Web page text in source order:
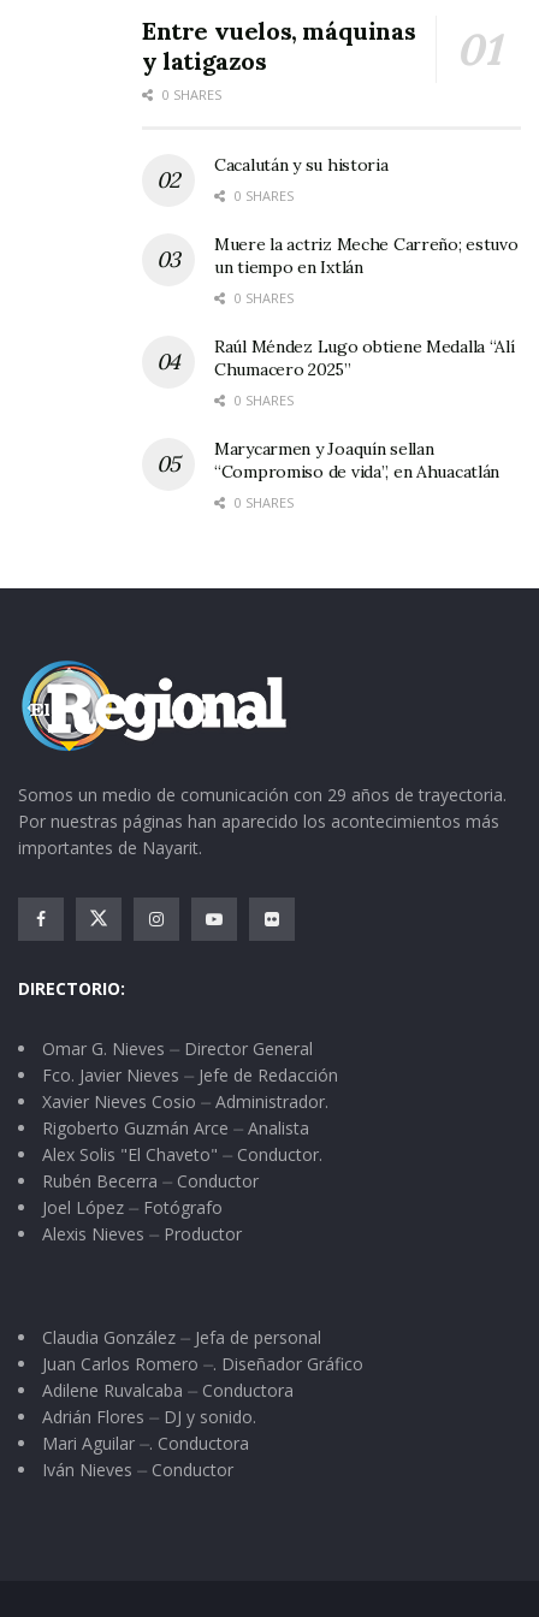
la Cultura por la calle Silvestre Moya.
Entre vuelos, máquinas
y latigazos
0 SHARES
Cacalután y su historia
0 SHARES
Muere la actriz Meche Carreño; estuvo
un tiempo en Ixtlán
0 SHARES
Raúl Méndez Lugo obtiene Medalla “Alí
Chumacero 2025”
0 SHARES
Marycarmen y Joaquín sellan
“Compromiso de vida”, en Ahuacatlán
0 SHARES
Somos un medio de comunicación con 29 años de trayectoria.
Por nuestras páginas han aparecido los acontecimientos más
importantes de Nayarit.
DIRECTORIO:
Omar G. Nieves ⏤ Director General
Fco. Javier Nieves ⏤ Jefe de Redacción
Xavier Nieves Cosio ⏤ Administrador.
Rigoberto Guzmán Arce ⏤ Analista
Alex Solis "El Chaveto" ⏤ Conductor.
Rubén Becerra ⏤ Conductor
Joel López ⏤ Fotógrafo
Alexis Nieves ⏤ Productor
Claudia González ⏤ Jefa de personal
Juan Carlos Romero ⏤. Diseñador Gráfico
Adilene Ruvalcaba ⏤ Conductora
Adrián Flores ⏤ DJ y sonido.
Mari Aguilar ⏤. Conductora
Iván Nieves ⏤ Conductor